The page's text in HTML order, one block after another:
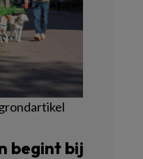
begint bij